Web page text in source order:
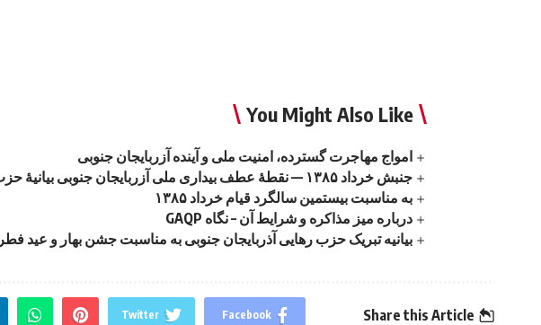
You Might Also Like
امواج‌ مهاجرت گسترده، امنیت ملی و آینده آزربایجان جنوبی
جنبش خرداد ۱۳۸۵ — نقطهٔ عطف بیداری ملی آزربایجان جنوبی بیانیهٔ حزب رهایی آزربایجان جنوبی
به مناسبت بیستمین سالگرد قیام خرداد ۱۳۸۵
درباره میز مذاکره و شرایط آن – نگاه GAQP
بیانیه تبریک حزب رهایی آذربایجان جنوبی به مناسبت جشن بهار و عید فطر
Share this Article
Facebook
Twitter